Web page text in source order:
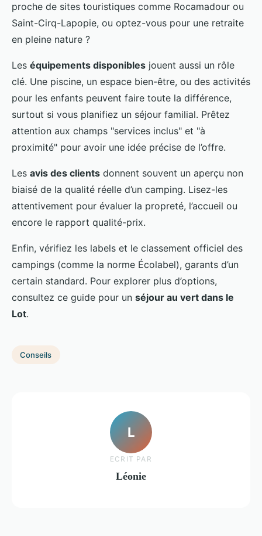
proche de sites touristiques comme Rocamadour ou
Saint-Cirq-Lapopie, ou optez-vous pour une retraite
en pleine nature ?
Les équipements disponibles jouent aussi un rôle
clé. Une piscine, un espace bien-être, ou des activités
pour les enfants peuvent faire toute la différence,
surtout si vous planifiez un séjour familial. Prêtez
attention aux champs "services inclus" et "à
proximité" pour avoir une idée précise de l’offre.
Les avis des clients donnent souvent un aperçu non
biaisé de la qualité réelle d’un camping. Lisez-les
attentivement pour évaluer la propreté, l’accueil ou
encore le rapport qualité-prix.
Enfin, vérifiez les labels et le classement officiel des
campings (comme la norme Écolabel), garants d’un
certain standard. Pour explorer plus d’options,
consultez ce guide pour un séjour au vert dans le
Lot.
Conseils
L
ECRIT PAR
Léonie